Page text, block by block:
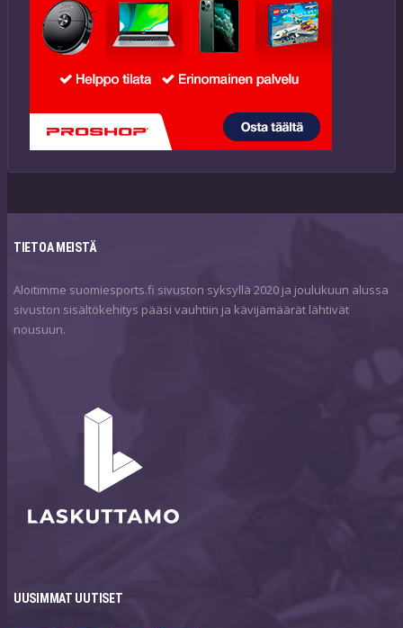
TIETOA MEISTÄ
Aloitimme suomiesports.fi sivuston syksyllä 2020 ja joulukuun alussa
sivuston sisältökehitys pääsi vauhtiin ja kävijämäärät lähtivät
nousuun.
UUSIMMAT UUTISET